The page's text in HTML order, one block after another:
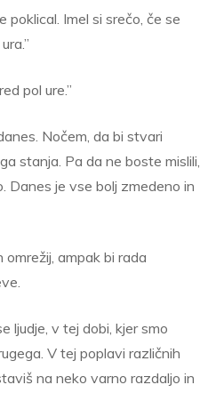
Imel si srečo, če se
pol ure.”
Nočem, da bi stvari
stanja. Pa da ne boste mislili,
Danes je vse bolj zmedeno in
ampak bi rada
ljudje, v tej dobi, kjer smo
V tej poplavi različnih
na neko varno razdaljo in